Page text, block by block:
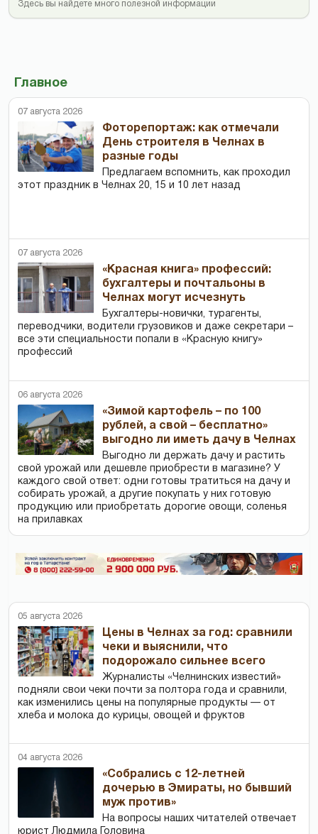
Здесь вы найдете много полезной информации
Главное
07 августа 2026
Фоторепортаж: как отмечали
День строителя в Челнах в
разные годы
Предлагаем вспомнить, как проходил
этот праздник в Челнах 20, 15 и 10 лет назад
07 августа 2026
«Красная книга» профессий:
бухгалтеры и почтальоны в
Челнах могут исчезнуть
Бухгалтеры-новички, тур­агенты,
переводчики, водители грузовиков и даже секретари –
все эти специальности попали в «Красную книгу»
профессий
06 августа 2026
«Зимой картофель – по 100
рублей, а свой – бесплатно»
выгодно ли иметь дачу в Челнах
Выгодно ли держать дачу и растить
свой урожай или дешевле приобрести в магазине? У
каждого свой ответ: одни готовы тратиться на дачу и
собирать урожай, а другие покупать у них готовую
продукцию или приобретать дорогие овощи, соленья
на прилавках
05 августа 2026
Цены в Челнах за год: сравнили
чеки и выяснили, что
подорожало сильнее всего
Журналисты «Челнинских известий»
подняли свои чеки почти за полтора года и сравнили,
как изменились цены на популярные продукты — от
хлеба и молока до курицы, овощей и фруктов
04 августа 2026
«Собрались с 12-летней
дочерью в Эмираты, но бывший
муж против»
На вопросы наших читателей отвечает
юрист Людмила Головина